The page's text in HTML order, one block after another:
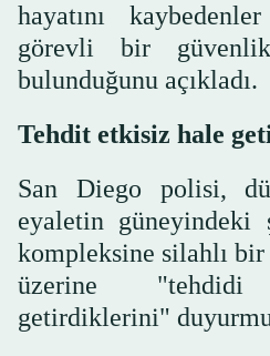
hayatını
görevli bir
bulunduğunu açıkladı.
Tehdit etkisiz hale
San Diego polisi,
eyaletin
kompleksine silahlı bir
üzerine
getirdiklerini"